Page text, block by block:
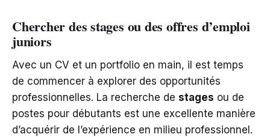
Chercher des stages ou des offres d’emploi
juniors
Avec un CV et un portfolio en main, il est temps
de commencer à explorer des opportunités
professionnelles. La recherche de stages ou de
postes pour débutants est une excellente manière
d’acquérir de l’expérience en milieu professionnel.